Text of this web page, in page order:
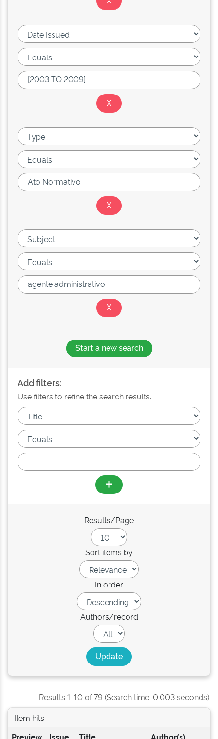
Start a new search
Add filters:
Use filters to refine the search results.
Results/Page
Sort items by
In order
Authors/record
Results 1-10 of 79 (Search time: 0.003 seconds).
Item hits:
Preview
Issue Title Author(s)